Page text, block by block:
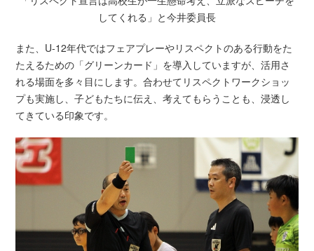
してくれる」と今井委員長
また、U-12年代ではフェアプレーやリスペクトのある行動をた
たえるための「グリーンカード」を導入していますが、活用さ
れる場面を多々目にします。合わせてリスペクトワークショッ
プも実施し、子どもたちに伝え、考えてもらうことも、浸透し
てきている印象です。